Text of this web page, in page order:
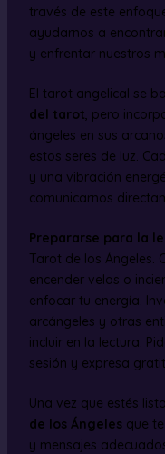
través de este
ayudarnos a
y enfrentar nuestros
El tarot angelical se
del tarot , pero
ángeles en sus
estos seres de luz.
y una vibración
comunicarnos
Prepararse para la
Tarot de los Ángeles.
encender velas o
enfocar tu energía.
arcángeles y otras
incluir en la lectura.
sesión y expresa
Una vez que estés
de los Ángelesque te
y mensajes